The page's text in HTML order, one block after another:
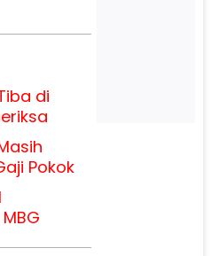
di
Pokok